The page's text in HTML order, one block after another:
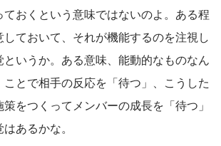
おくという意味ではないのよ。ある程
しておいて、それが機能するのを注視し
いうか。ある意味、能動的なものなん
とで相手の反応を「待つ」、こうした
をつくってメンバーの成長を「待つ」
あるかな。